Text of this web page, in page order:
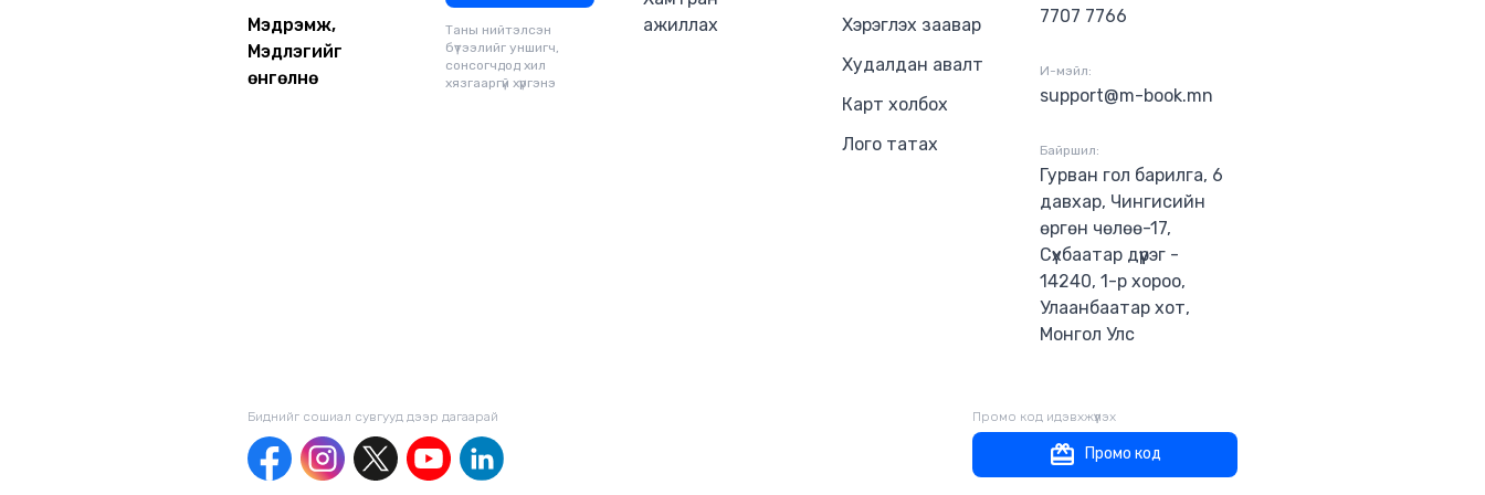
Тийм ч учраас туршилтын 20, 30 жилийг
хүлээлгүйгээр эдгээр зөвлөгөөг урьдчилсан
хэлбэрээр харах боломжийг олгож байгаа
юм. Тэгэхээр эдгээрийг дагах, эсэхээ та
өөрөө шийдээрэй.
Мэдрэмж,
Мэдлэгийг
өнгөлнө
Таны нийтэлсэн
бүтээлийг уншигч,
сонсогчдод хил
хязгааргүй хүргэнэ
ажиллах
Хэрэглэх заавар
Худалдан авалт
Карт холбох
Лого татах
7707 7766
И-мэйл:
support@m-book.mn
Байршил:
Гурван гол барилга, 6
давхар, Чингисийн
өргөн чөлөө-17,
Сүхбаатар дүүрэг -
14240, 1-р хороо,
Улаанбаатар хот,
Монгол Улс
Биднийг сошиал сувгууд дээр дагаaрай Промо код идэвхжүүлэх
Промо код